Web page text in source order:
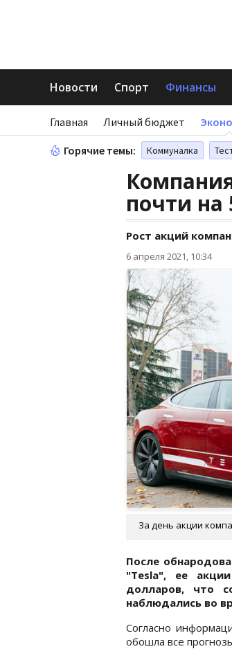
Новости Спорт Финансы
Главная Личный бюджет
Горячие темы: Коммуналка
почти
Рост акций
6 апреля 2021, 10:34
За день акции
После
"Tesla", ее
долларов, что
наблюдались во
Согласно
обошла все